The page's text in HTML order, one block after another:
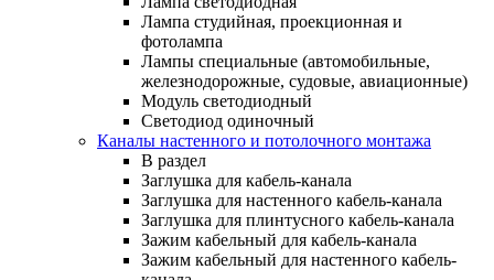
Лампа студийная, проекционная и
фотолампа
Лампы специальные (автомобильные,
железнодорожные, судовые, авиационные)
Модуль светодиодный
Светодиод одиночный
Каналы настенного и потолочного монтажа
В раздел
Заглушка для кабель-канала
Заглушка для настенного кабель-канала
Заглушка для плинтусного кабель-канала
Зажим кабельный для кабель-канала
Зажим кабельный для настенного кабель-